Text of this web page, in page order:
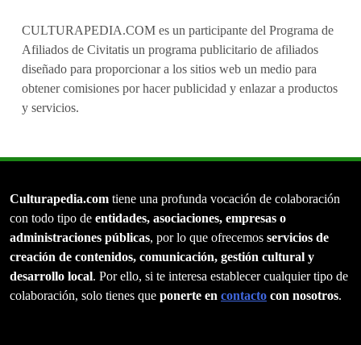
CULTURAPEDIA.COM es un participante del Programa de
Afiliados de Civitatis un programa publicitario de afiliados
diseñado para proporcionar a los sitios web un medio para
obtener comisiones por hacer publicidad y enlazar a productos
y servicios.
Culturapedia.com tiene una profunda vocación de colaboración
con todo tipo de entidades, asociaciones, empresas o
administraciones públicas, por lo que ofrecemos servicios de
creación de contenidos, comunicación, gestión cultural y
desarrollo local. Por ello, si te interesa establecer cualquier tipo de
colaboración, solo tienes que ponerte en contacto con nosotros.